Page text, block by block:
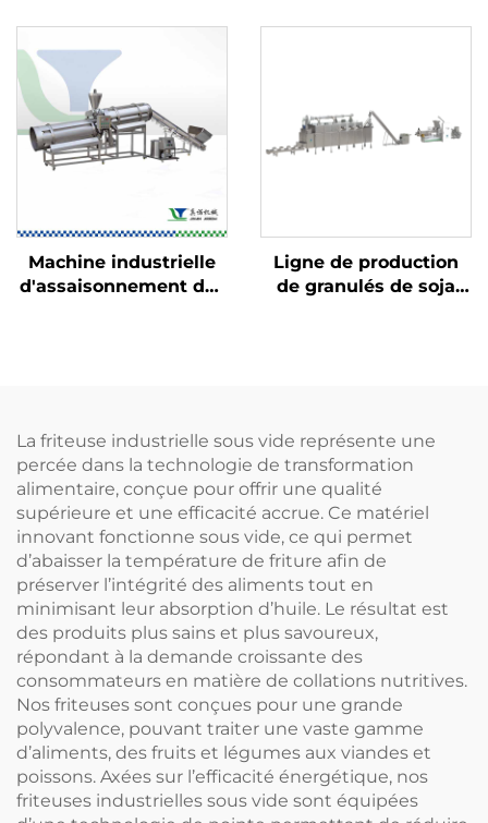
Machine industrielle
d'assaisonnement des
Ligne de production
de granulés de soja
La friteuse industrielle sous vide représente une
percée dans la technologie de transformation
alimentaire, conçue pour offrir une qualité
supérieure et une efficacité accrue. Ce matériel
innovant fonctionne sous vide, ce qui permet
d’abaisser la température de friture afin de
préserver l’intégrité des aliments tout en
minimisant leur absorption d’huile. Le résultat est
des produits plus sains et plus savoureux,
répondant à la demande croissante des
consommateurs en matière de collations nutritives.
Nos friteuses sont conçues pour une grande
polyvalence, pouvant traiter une vaste gamme
d’aliments, des fruits et légumes aux viandes et
poissons. Axées sur l’efficacité énergétique, nos
friteuses industrielles sous vide sont équipées